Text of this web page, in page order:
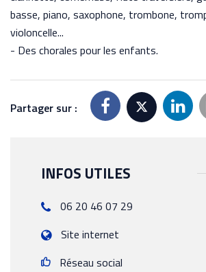
basse, piano, saxophone, trombone,
violoncelle...
- Des chorales pour les enfants.
Partager sur :
INFOS UTILES
06 20 46 07 29
Site internet
Réseau social